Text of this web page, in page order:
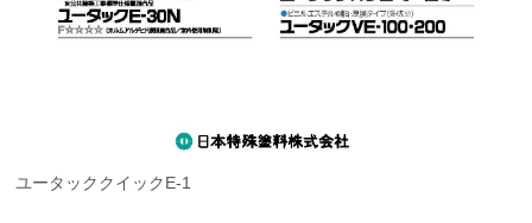
ユータッククイックE-1